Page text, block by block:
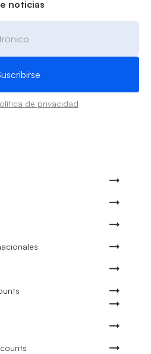
noticias
de privacidad